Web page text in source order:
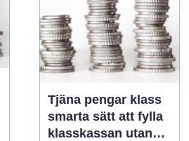
strukturer. För den som
planerar16 maj 2026
Tjäna pengar klass
smarta sätt att fylla
klasskassan utan